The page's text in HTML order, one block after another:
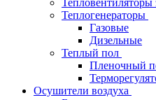
Тепловентиляторы
Теплогенераторы
Газовые
Дизельные
Теплый пол
Пленочный
Осушители воздуха